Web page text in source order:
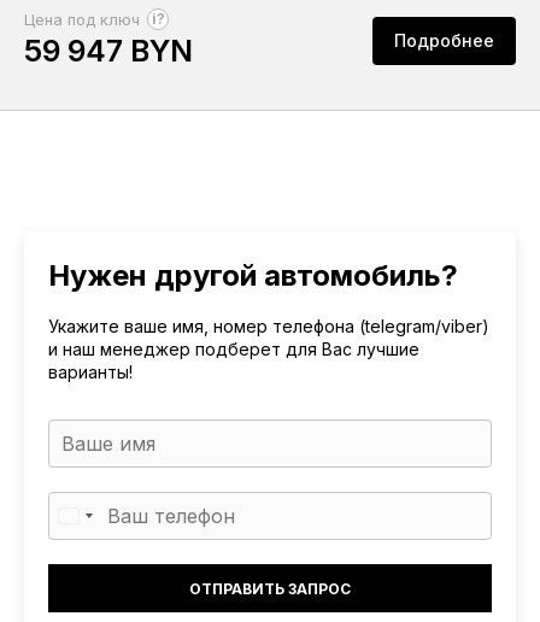
Цена под ключ ?
59 947 BYN Подробнее
Нужен другой автомобиль?
Укажите ваше имя, номер телефона (telegram/viber)
и наш менеджер подберет для Вас лучшие
варианты!